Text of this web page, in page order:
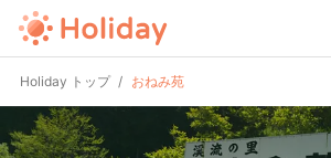
Holiday トップ おねみ苑